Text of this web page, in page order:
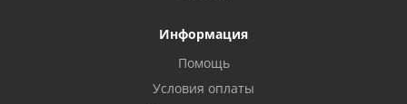
Информация
Помощь
Условия оплаты